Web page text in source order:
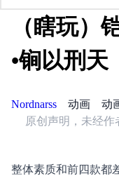
（瞎玩）
•锏以刑天
Nordnarss 动画 动
原创声明，未经作
整体素质和前四款都